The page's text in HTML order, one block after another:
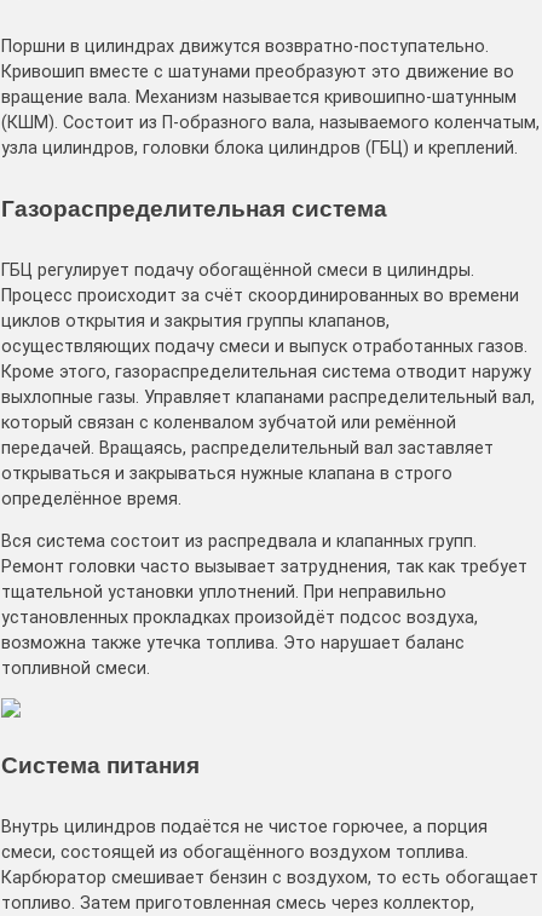
Поршни в цилиндрах движутся возвратно-поступательно.
Кривошип вместе с шатунами преобразуют это движение во
вращение вала. Механизм называется кривошипно-шатунным
(КШМ). Состоит из П-образного вала, называемого коленчатым,
узла цилиндров, головки блока цилиндров (ГБЦ) и креплений.
Газораспределительная система
ГБЦ регулирует подачу обогащённой смеси в цилиндры.
Процесс происходит за счёт скоординированных во времени
циклов открытия и закрытия группы клапанов,
осуществляющих подачу смеси и выпуск отработанных газов.
Кроме этого, газораспределительная система отводит наружу
выхлопные газы. Управляет клапанами распределительный вал,
который связан с коленвалом зубчатой или ремённой
передачей. Вращаясь, распределительный вал заставляет
открываться и закрываться нужные клапана в строго
определённое время.
Вся система состоит из распредвала и клапанных групп.
Ремонт головки часто вызывает затруднения, так как требует
тщательной установки уплотнений. При неправильно
установленных прокладках произойдёт подсос воздуха,
возможна также утечка топлива. Это нарушает баланс
топливной смеси.
Система питания
Внутрь цилиндров подаётся не чистое горючее, а порция
смеси, состоящей из обогащённого воздухом топлива.
Карбюратор смешивает бензин с воздухом, то есть обогащает
топливо. Затем приготовленная смесь через коллектор,